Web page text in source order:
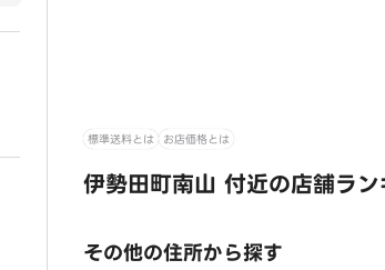
標準送料とは お店価格とは
伊勢田町南山 付近の店舗ラ
その他の住所から探す